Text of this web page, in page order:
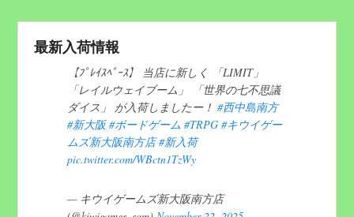
最新入荷情報
【ﾌﾟﾚｲｽﾍﾟｰｽ】 当店に新しく 「LIMIT」
「レイルウェイブーム」 「世界の七不思議
ダイス」 が入荷しましたー！#西中島南方
#新大阪 #ボードゲーム #TRPG #キウイゲー
ムズ新大阪南方店 #新入荷
pic.twitter.com/WBctn1TzWy
— キウイゲームズ新大阪南方店